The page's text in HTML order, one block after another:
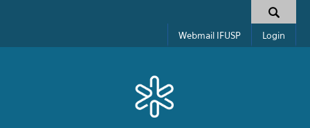
Formulário de busca
Webmail IFUSP Login